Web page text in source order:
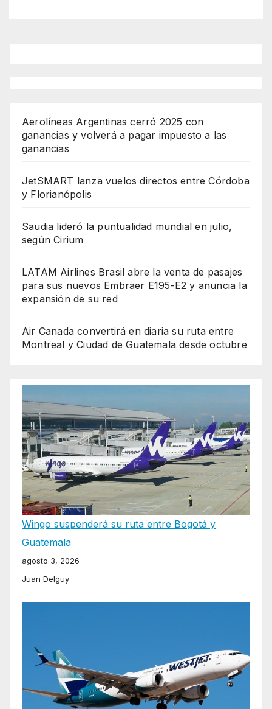
Aerolíneas Argentinas cerró 2025 con
ganancias y volverá a pagar impuesto a las
ganancias
JetSMART lanza vuelos directos entre Córdoba
y Florianópolis
Saudia lideró la puntualidad mundial en julio,
según Cirium
LATAM Airlines Brasil abre la venta de pasajes
para sus nuevos Embraer E195-E2 y anuncia la
expansión de su red
Air Canada convertirá en diaria su ruta entre
Montreal y Ciudad de Guatemala desde octubre
Wingo suspenderá su ruta entre Bogotá y
Guatemala
agosto 3, 2026
Juan Delguy